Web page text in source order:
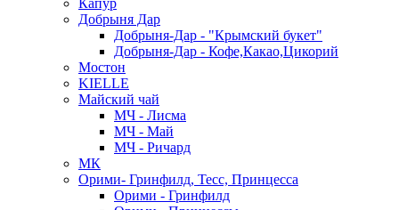
Капур
Добрыня Дар
Добрыня-Дар - "Крымский букет"
Добрыня-Дар - Кофе,Какао,Цикорий
Мостон
KIELLE
Майский чай
МЧ - Лисма
МЧ - Май
МЧ - Ричард
МК
Орими- Гринфилд, Тесс, Принцесса
Орими - Гринфилд